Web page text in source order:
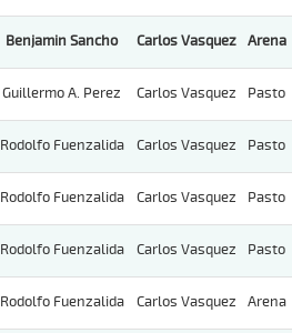
Benjamin Sancho Carlos Vasquez Arena
Guillermo A. Perez Carlos Vasquez Pasto
Rodolfo Fuenzalida Carlos Vasquez Pasto
Rodolfo Fuenzalida Carlos Vasquez Pasto
Rodolfo Fuenzalida Carlos Vasquez Pasto
Rodolfo Fuenzalida Carlos Vasquez Arena